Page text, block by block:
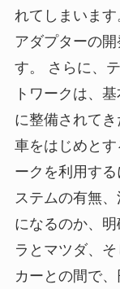
れてしまいま
アダプターの
す。 さらに、
トワークは、
に整備されて
車をはじめと
ークを利用す
ステムの有無
になるのか、
ラとマツダ、
カーとの間で